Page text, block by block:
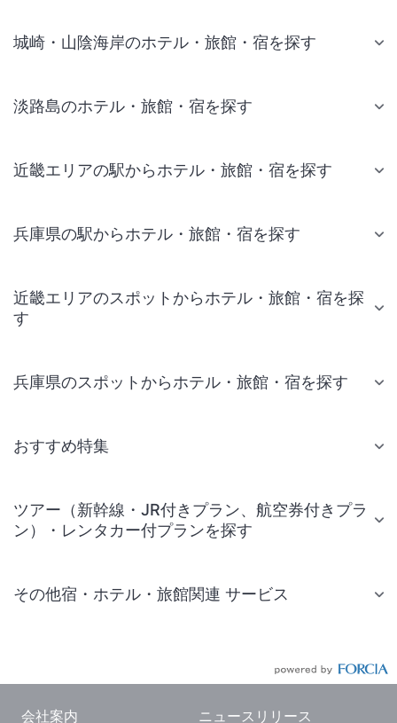
城崎・山陰海岸のホテル・旅館・宿を探す
淡路島のホテル・旅館・宿を探す
近畿エリアの駅からホテル・旅館・宿を探す
兵庫県の駅からホテル・旅館・宿を探す
近畿エリアのスポットからホテル・旅館・宿を探
す
兵庫県のスポットからホテル・旅館・宿を探す
おすすめ特集
ツアー（新幹線・JR付きプラン、航空券付きプラ
ン）・レンタカー付プランを探す
その他宿・ホテル・旅館関連 サービス
会社案内 ニュースリリース